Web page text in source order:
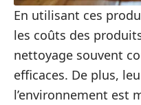
En utilisant ces
les coûts des
nettoyage souvent
efficaces. De plus,
l’environnement est